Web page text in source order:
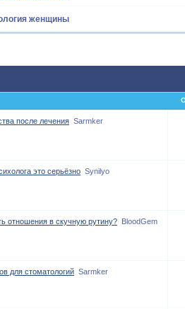
женщины
после лечения Sarmker
это серьёзно Synilyo
отношения в скучную рутину? BloodGem
для стоматологий Sarmker